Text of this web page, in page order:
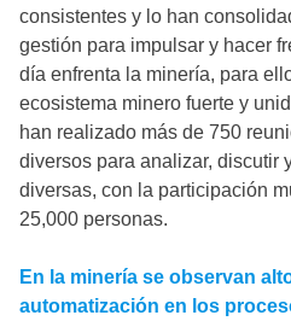
consistentes y lo han
gestión para impulsar y hacer
día enfrenta la minería, para
ecosistema minero fuerte y
han realizado más de 750
diversos para analizar, discutir
diversas, con la participación
25,000 personas.
En la minería se observan
automatización en los